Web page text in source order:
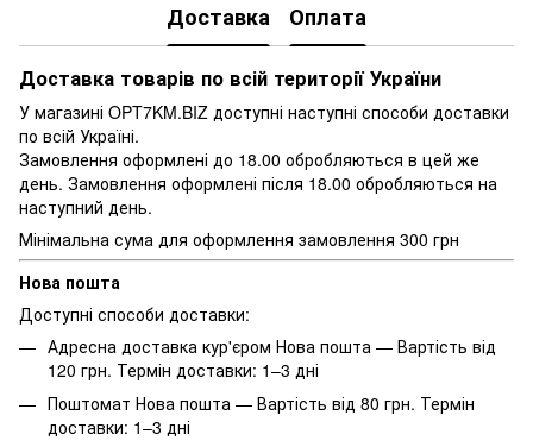
Доставка Оплата
Доставка товарів по всій території України
У магазині OPT7KM.BIZ доступні наступні способи доставки
по всій Україні.
Замовлення оформлені до 18.00 обробляються в цей же
день. Замовлення оформлені після 18.00 обробляються на
наступний день.
Мінімальна сума для оформлення замовлення 300 грн
Нова пошта
Доступні способи доставки:
Адресна доставка кур'єром Нова пошта — Вартість від
120 грн. Термін доставки: 1–3 дні
Поштомат Нова пошта — Вартість від 80 грн. Термін
доставки: 1–3 дні